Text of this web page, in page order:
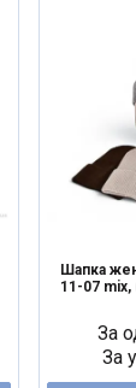
Шапка
11-07 mix,
За
За